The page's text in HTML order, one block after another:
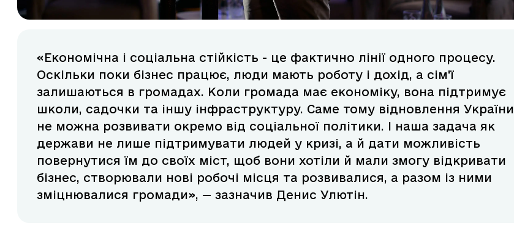
«Економічна і соціальна стійкість - це фактично лінії одного процесу.
Оскільки поки бізнес працює, люди мають роботу і дохід, а сім'ї
залишаються в громадах. Коли громада має економіку, вона підтримує
школи, садочки та іншу інфраструктуру. Саме тому відновлення України
не можна розвивати окремо від соціальної політики. І наша задача як
держави не лише підтримувати людей у кризі, а й дати можливість
повернутися їм до своїх міст, щоб вони хотіли й мали змогу відкривати
бізнес, створювали нові робочі місця та розвивалися, а разом із ними
зміцнювалися громади», — зазначив Денис Улютін.